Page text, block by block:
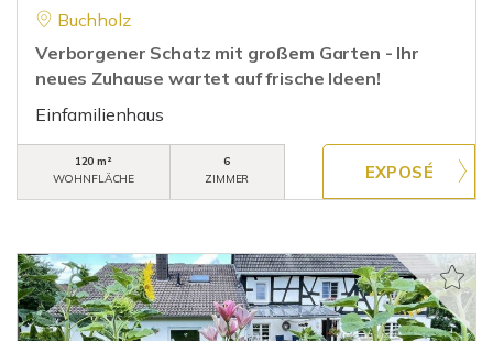
Buchholz
Verborgener Schatz mit großem Garten - Ihr
neues Zuhause wartet auf frische Ideen!
Einfamilienhaus
120 m²
WOHNFLÄCHE
6
ZIMMER